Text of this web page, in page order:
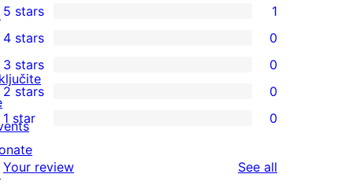
1
5-
star
review
5 stars 1
4-
star
reviews
4 stars 0
0
3-
star
reviews
3 stars 0
2-
star
reviews
2 stars 0
0
1-
star
1 star 0
Your review See all